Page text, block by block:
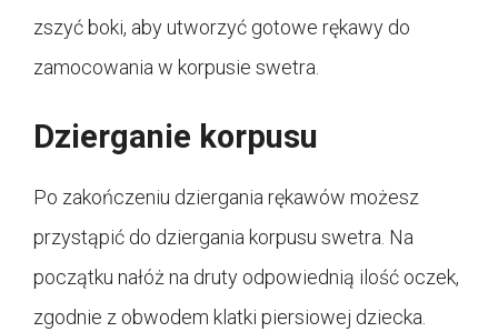
zszyć boki, aby utworzyć gotowe rękawy do
zamocowania w korpusie swetra.
Dzierganie korpusu
Po zakończeniu dziergania rękawów możesz
przystąpić do dziergania korpusu swetra. Na
początku nałóż na druty odpowiednią ilość oczek,
zgodnie z obwodem klatki piersiowej dziecka.